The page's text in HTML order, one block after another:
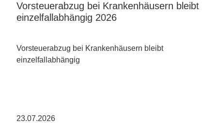
Vorsteuerabzug bei Krankenhäusern bleibt
einzelfallabhängig 2026
Vorsteuerabzug bei Krankenhäusern bleibt
einzelfallabhängig
23.07.2026